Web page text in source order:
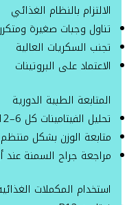
الالتزام بالنظام الغذائي
تناول وجبات صغيرة
تجنب السكريات العالية
الاعتماد على البروتينات
المتابعة الطبية الدورية
تحليل الفيتامينات كل 6–12 شهر
متابعة الوزن بشكل منتظم
مراجعة جراح السمنة عند
استخدام المكملات